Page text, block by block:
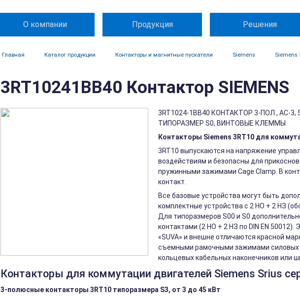
О компании Продукция Решения
Главная Каталог продукции Контакторы и магнитные пускатели Siemens Siemens
3RT10241BB40 Контактор SIEMENS
3RT1024-1BB40 КОНТАКТОР 3-ПОЛ., AC-3,
ТИПОРАЗМЕР S0, ВИНТОВЫЕ КЛЕММЫ
Контакторы Siemens 3RT10 для
3RT10 выпускаются на напряжение
воздействиям и безопасны для
пружинными зажимами Cage Clamp. В
контакт.
Все базовые устройства могут быть
комплектные устройства с 2 НО + 2 НЗ
Для типоразмеров S00 и S0
контактами (2 НО + 2 НЗ по DIN EN
«SUVA» и внешне отличаются красной
съемными рамочными зажимами силовых
кольцевых кабельных наконечников или
Контакторы для коммутации двигателей Siemens Srius
3-полюсные контакторы 3RT10 типоразмера S3, от 3 до 45 кВт